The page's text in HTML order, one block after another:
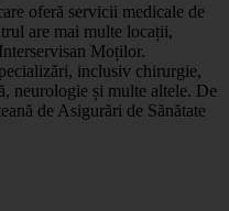
oferă servicii medicale de
are mai multe locații,
Moților.
inclusiv chirurgie,
neurologie și multe altele. De
de Asigurări de Sănătate